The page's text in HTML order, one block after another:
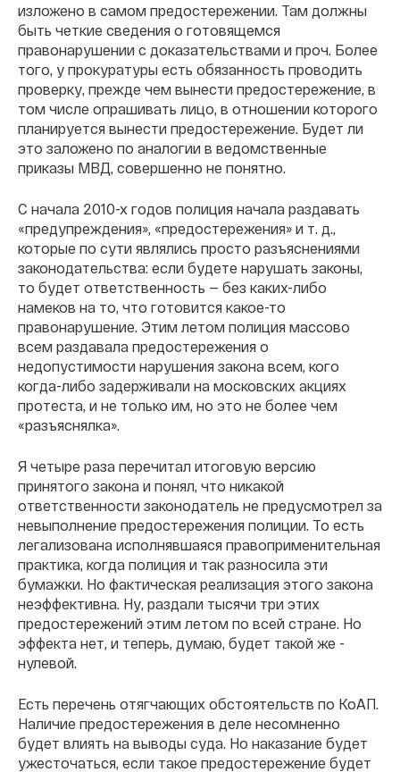
изложено в самом предостережении. Там должны
быть четкие сведения о готовящемся
правонарушении с доказательствами и проч. Более
того, у прокуратуры есть обязанность проводить
проверку, прежде чем вынести предостережение, в
том числе опрашивать лицо, в отношении которого
планируется вынести предостережение. Будет ли
это заложено по аналогии в ведомственные
приказы МВД, совершенно не понятно.
С начала 2010-х годов полиция начала раздавать
«предупреждения», «предостережения» и т. д.,
которые по сути являлись просто разъяснениями
законодательства: если будете нарушать законы,
то будет ответственность — без каких-либо
намеков на то, что готовится какое-то
правонарушение. Этим летом полиция массово
всем раздавала предостережения о
недопустимости нарушения закона всем, кого
когда-либо задерживали на московских акциях
протеста, и не только им, но это не более чем
«разъяснялка».
Я четыре раза перечитал итоговую версию
принятого закона и понял, что никакой
ответственности законодатель не предусмотрел за
невыполнение предостережения полиции. То есть
легализована исполнявшаяся правоприменительная
практика, когда полиция и так разносила эти
бумажки. Но фактическая реализация этого закона
неэффективна. Ну, раздали тысячи три этих
предостережений этим летом по всей стране. Но
эффекта нет, и теперь, думаю, будет такой же -
нулевой.
Есть перечень отягчающих обстоятельств по КоАП.
Наличие предостережения в деле несомненно
будет влиять на выводы суда. Но наказание будет
ужесточаться, если такое предостережение будет